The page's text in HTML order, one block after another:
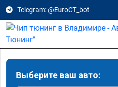
Telegram: @EuroCT_bot
Выберите ваш авто: